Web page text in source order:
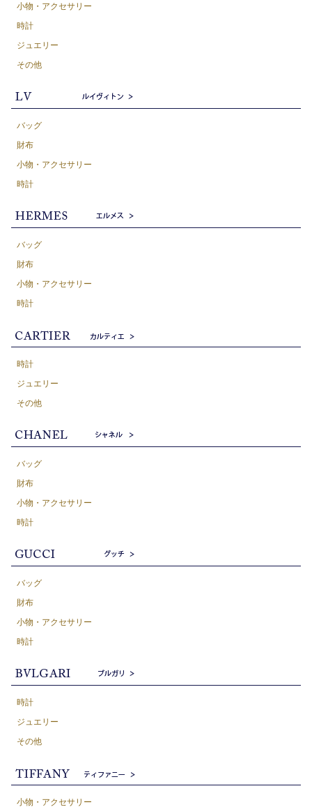
小物・アクセサリー
時計
ジュエリー
その他
バッグ
財布
小物・アクセサリー
時計
バッグ
財布
小物・アクセサリー
時計
時計
ジュエリー
その他
バッグ
財布
小物・アクセサリー
時計
バッグ
財布
小物・アクセサリー
時計
時計
ジュエリー
その他
小物・アクセサリー